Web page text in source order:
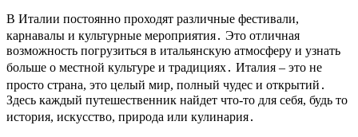
В Италии постоянно проходят различные фестивали,
карнавалы и культурные мероприятия․ Это отличная
возможность погрузиться в итальянскую атмосферу и узнать
больше о местной культуре и традициях․ Италия – это не
просто страна, это целый мир, полный чудес и открытий․
Здесь каждый путешественник найдет что-то для себя, будь то
история, искусство, природа или кулинария․